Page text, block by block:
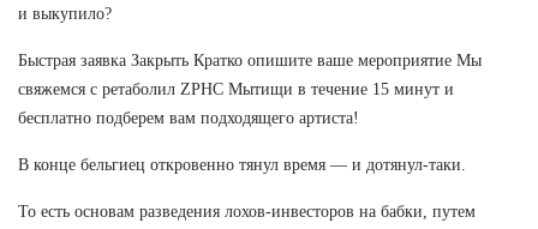
и выкупило?
Быстрая заявка Закрыть Кратко опишите ваше мероприятие Мы
свяжемся с ретаболил ZPHC Мытищи в течение 15 минут и
бесплатно подберем вам подходящего артиста!
В конце бельгиец откровенно тянул время — и дотянул-таки.
То есть основам разведения лохов-инвесторов на бабки, путем